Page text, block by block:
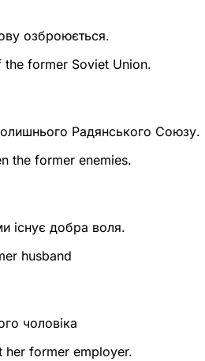
озброюється.
former Soviet Union.
Радянського Союзу.
the former enemies.
існує добра воля.
husband
чоловіка
her former employer.